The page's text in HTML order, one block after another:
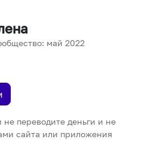
май 2022
не переводите деньги и не
сайта или приложения